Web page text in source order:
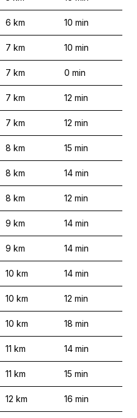
6 km 10 min
7 km 10 min
7 km 0 min
7 km 12 min
7 km 12 min
8 km 15 min
8 km 14 min
8 km 12 min
9 km 14 min
9 km 14 min
10 km 14 min
10 km 12 min
10 km 18 min
11 km 14 min
11 km 15 min
12 km 16 min